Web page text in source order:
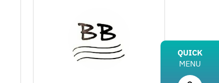
QUICK
MENU